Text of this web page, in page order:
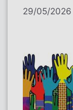
29/05/2026